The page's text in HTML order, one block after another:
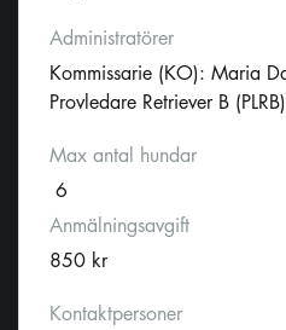
Administratörer
Kommissarie (KO): Maria
Provledare Retriever B
Max antal hundar
6
Anmälningsavgift
850 kr
Kontaktpersoner